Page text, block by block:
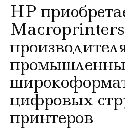
HP
цифровых
принтеров